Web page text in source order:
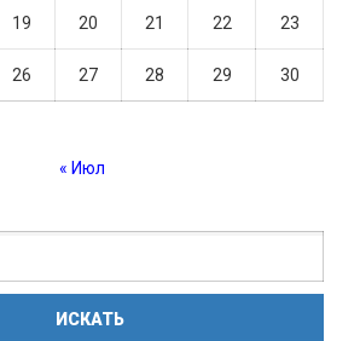
19 20 21 22 23
26 27 28 29 30
« Июл